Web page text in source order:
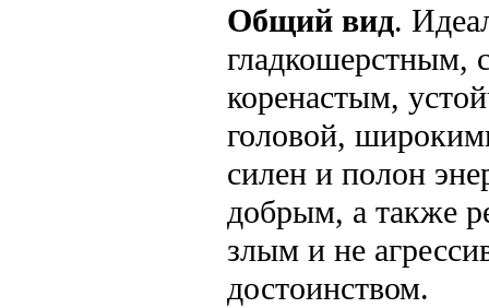
Общий вид.
гладкошерстным,
коренастым,
головой,
силен и полон
добрым, а также
злым и не
достоинством.